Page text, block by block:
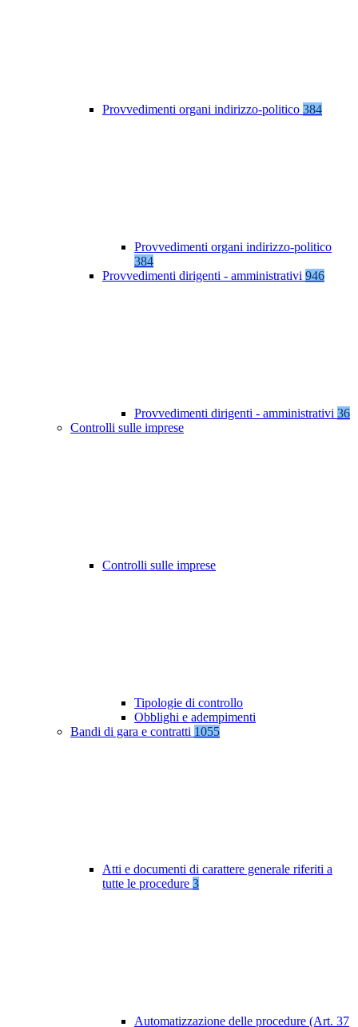
Provvedimenti organi indirizzo-politico 384
Provvedimenti organi indirizzo-politico
384
Provvedimenti dirigenti - amministrativi 946
Provvedimenti dirigenti - amministrativi 36
Controlli sulle imprese
Controlli sulle imprese
Tipologie di controllo
Obblighi e adempimenti
Bandi di gara e contratti 1055
Atti e documenti di carattere generale riferiti a
tutte le procedure 3
Automatizzazione delle procedure (Art. 37